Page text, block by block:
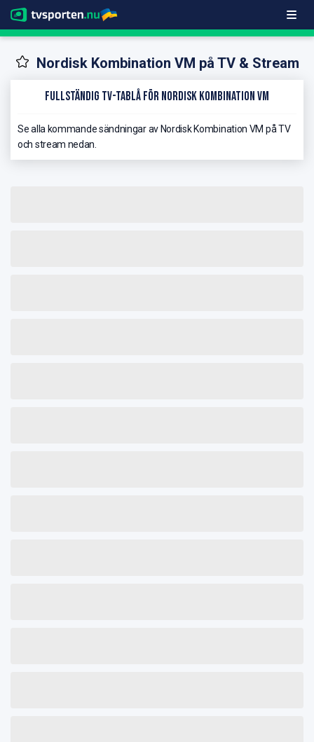
Nordisk Kombination VM på TV & Stream
Fullständig TV-Tablå för Nordisk Kombination VM
Se alla kommande sändningar av Nordisk Kombination VM på TV
och stream nedan.